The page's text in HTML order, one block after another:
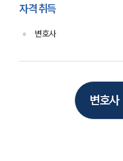
법
뉴스레
자격 취득
변호사
변호사